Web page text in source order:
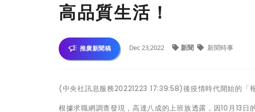
高品質生活！
推廣新聞稿 Dec 23,2022 新聞 新聞時事
(中央社訊息服務20221223 17:39:58)後疫情時代開始的「
根據求職網調查發現，高達八成的上班族透露，因10月13